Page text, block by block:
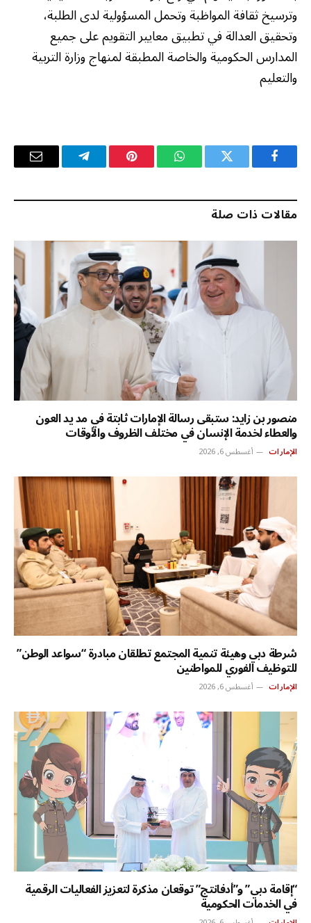
وترسيخ ثقافة المواظبة وتحمل المسؤولية لدى الطلبة،
وتحقيق العدالة في تطبيق معايير التقويم على جميع
المدارس الحكومية والخاصة المطبقة لمنهاج وزارة التربية
والتعليم
فيسبوك تويتر واتساب بينتيريستتيلقرام
البريد
مقالات ذات صلة
منصور بن زايد: ستبقى رسالة الإمارات ثابتة في مد يد العون
والعطاء لخدمة الإنسان في مختلف الظروف والأوقات
الإمارات أغسطس 6, 2026
شرطة دبي وهيئة تنمية المجتمع تطلقان مبادرة “سواعد الوطن”
للتوظيف الفوري للمواطنين
الإمارات أغسطس 6, 2026
“إقامة دبي” و”أدفانتج” توقعان مذكرة لتعزيز الفعاليات الرقمية
في الخدمات الحكومية